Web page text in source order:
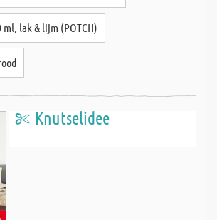
lak & lijm (POTCH)
Knutselidee